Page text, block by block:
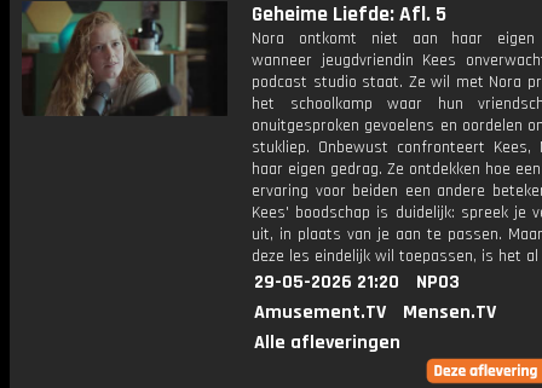
Geheime Liefde: Afl. 5
Nora ontkomt niet aan haar eigen
wanneer jeugdvriendin Kees
podcast studio staat. Ze wil met Nora
het schoolkamp waar hun
onuitgesproken gevoelens en oordelen
stukliep. Onbewust confronteert Kees,
haar eigen gedrag. Ze ontdekken hoe
ervaring voor beiden een andere
Kees' boodschap is duidelijk: spreek je
uit, in plaats van je aan te passen.
deze les eindelijk wil toepassen, is het
29-05-2026 21:20
NPO3
Amusement.TV
Mensen.TV
Alle afleveringen